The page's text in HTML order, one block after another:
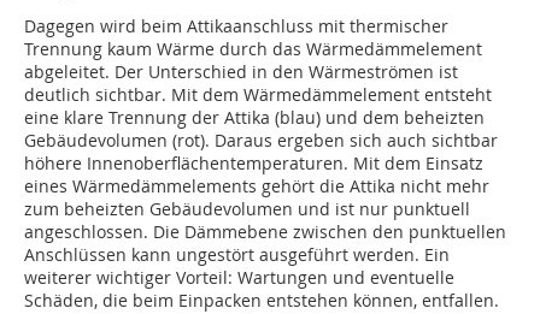
Dagegen wird beim Attikaanschluss mit thermischer
Trennung kaum Wärme durch das Wärmedämm­element
abgeleitet. Der Unterschied in den Wärmeströmen ist
deutlich sichtbar. Mit dem Wärmedämmelement entsteht
eine klare Trennung der Attika (blau) und dem beheizten
Gebäudevolumen (rot). Daraus ergeben sich auch sichtbar
höhere ­Innenoberflächentemperaturen. Mit dem Einsatz
eines Wärmedämmelements gehört die Attika nicht mehr
zum beheizten Gebäudevolumen und ist nur punktuell
angeschlossen. Die Dämmebene zwischen den punktuellen
Anschlüssen kann ungestört ausgeführt werden. Ein
weiterer wichtiger Vorteil: Wartungen und eventuelle
Schäden, die beim Einpacken entstehen können, entfallen.